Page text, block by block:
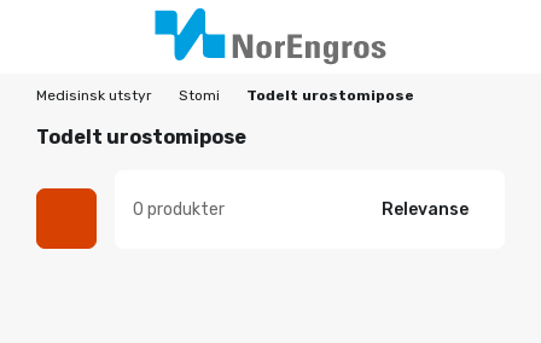
Medisinsk utstyr Stomi Todelt urostomipose
Todelt urostomipose
0 produkter Relevanse